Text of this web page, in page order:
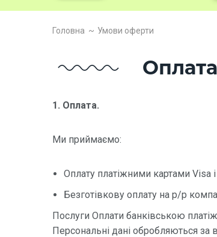
Головна Умови оферти
1. Оплата.
Ми приймаємо:
Оплату платіжними картами Visa
Безготівкову оплату на р/р
Послуги Оплати банківською
Персональні дані обробляються